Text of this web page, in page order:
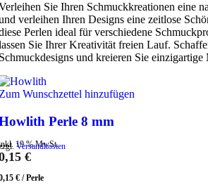
Sie Ihren Schmuckkreationen eine
verleihen Ihren Designs eine zeitlose
Perlen ideal für verschiedene
Sie Ihrer Kreativität freien Lauf.
und kreieren Sie
Wunschzettel hinzufügen
Perle 8 mm
19 % MwSt.
Versandkosten
€
€ /Perle